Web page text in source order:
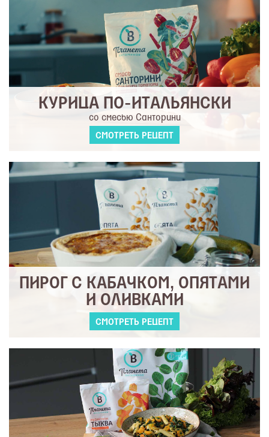
КУРИЦА ПО-ИТАЛЬЯНСКИ
со смесью Санторини
СМОТРЕТЬ РЕЦЕПТ
ПИРОГ С КАБАЧКОМ, ОПЯТАМИ
И ОЛИВКАМИ
СМОТРЕТЬ РЕЦЕПТ